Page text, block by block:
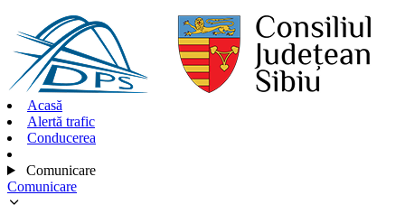
Acasă
Alertă trafic
Conducerea
Comunicare
Comunicare